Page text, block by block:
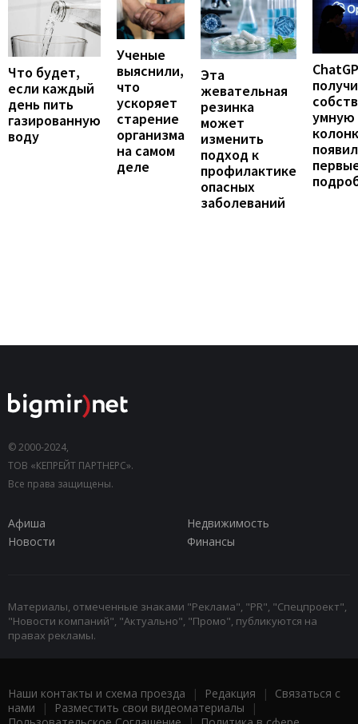
Что будет,
если каждый
день пить
газированную
воду
Ученые
выяснили,
что
ускоряет
старение
организма
на самом
деле
Эта
жевательная
резинка
может
изменить
подход к
профилактике
опасных
заболеваний
умную
© 2000-2024,
ТОВ «КЕПРЕЙТ ПАРТНЕРС».
Все права защищены.
Афиша
Недвижимость
Новости
Финансы
Материалы, отмеченные знаками "Реклама", "PR", "Спецпроект",
"Новости компаний", "Актуально", "Промо", публикуются на
правах рекламы.
Наши контакты и схема проезда | Редакция | Связаться с
нами | Разместить свои видеоматериалы |